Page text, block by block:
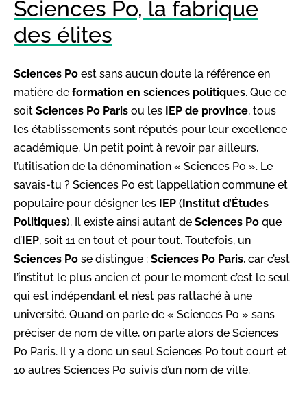
Sciences Po, la fabrique
des élites
Sciences Po est sans aucun doute la référence en
matière de formation en sciences politiques. Que ce
soit Sciences Po Paris ou les IEP de province, tous
les établissements sont réputés pour leur excellence
académique. Un petit point à revoir par ailleurs,
l’utilisation de la dénomination « Sciences Po ». Le
savais-tu ? Sciences Po est l’appellation commune et
populaire pour désigner les IEP (Institut d’Études
Politiques). Il existe ainsi autant de Sciences Po que
d’IEP, soit 11 en tout et pour tout. Toutefois, un
Sciences Po se distingue : Sciences Po Paris, car c’est
l’institut le plus ancien et pour le moment c’est le seul
qui est indépendant et n’est pas rattaché à une
université. Quand on parle de « Sciences Po » sans
préciser de nom de ville, on parle alors de Sciences
Po Paris. Il y a donc un seul Sciences Po tout court et
10 autres Sciences Po suivis d’un nom de ville.